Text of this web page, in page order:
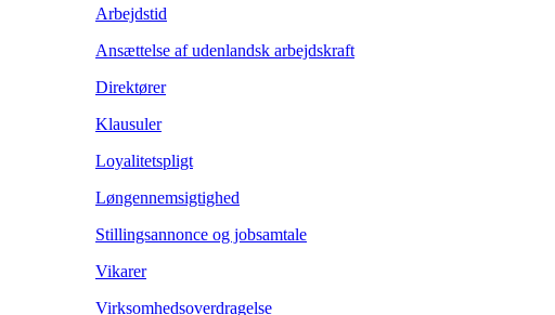
Arbejdstid
Ansættelse af udenlandsk arbejdskraft
Direktører
Klausuler
Loyalitetspligt
Løngennemsigtighed
Stillingsannonce og jobsamtale
Vikarer
Virksomhedsoverdragelse